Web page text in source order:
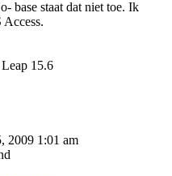
base staat dat niet toe. Ik
15.6
2009 1:01 am